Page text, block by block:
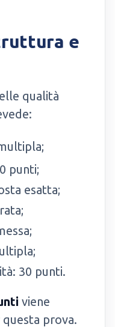
e
qualità
punti;
esatta;
30 punti.
viene
prova.